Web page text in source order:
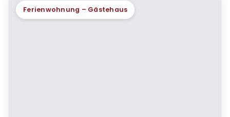
Ferienwohnung – Gästehaus